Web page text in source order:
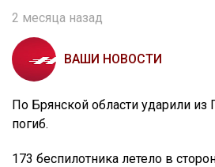
2 месяца назад
ВАШИ НОВОСТИ
По Брянской области ударили из
погиб.
173 беспилотника летело в